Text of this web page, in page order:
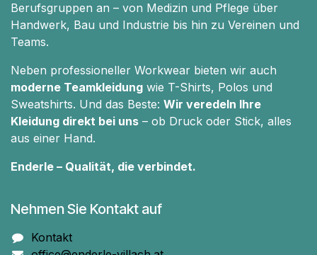
Berufsgruppen an – von Medizin und Pflege über
Handwerk, Bau und Industrie bis hin zu Vereinen und
Teams.
Neben professioneller Workwear bieten wir auch
moderne Teamkleidung wie T-Shirts, Polos und
Sweatshirts. Und das Beste: Wir veredeln Ihre
Kleidung direkt bei uns – ob Druck oder Stick, alles
aus einer Hand.
Enderle – Qualität, die verbindet.
Nehmen Sie Kontakt auf
Kontakt